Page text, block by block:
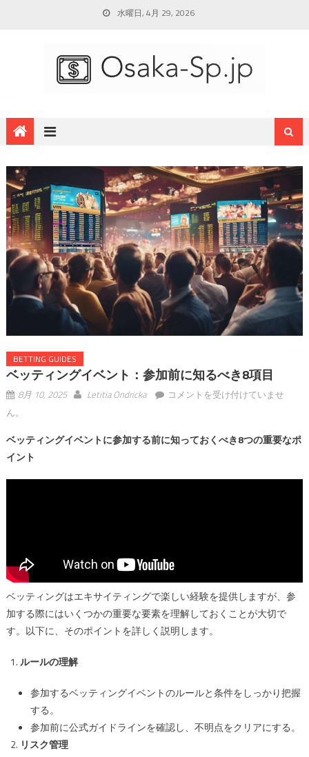
水曜日, 4月 29, 2026
BETTING GUIDES
ベッティングイベント：参加前に知るべき8項目
8月 10, 2025 Letitia Ondricka
ベ
ィ
加
前
に
知
る
項
は
コメントを受け付けていませ
ん。
ベッティングイベントに参加する前に知っておくべき8つの重要なポ
イント
ベッティングはエキサイティングで楽しい経験を提供しますが、参
加する際にはいくつかの重要な要素を理解しておくことが大切で
す。以下に、そのポイントを詳しく説明します。
ルールの理解
参加するベッティングイベントのルールと条件をしっかり把握
する。
参加前に公式ガイドラインを確認し、不明点をクリアにする。
リスク管理